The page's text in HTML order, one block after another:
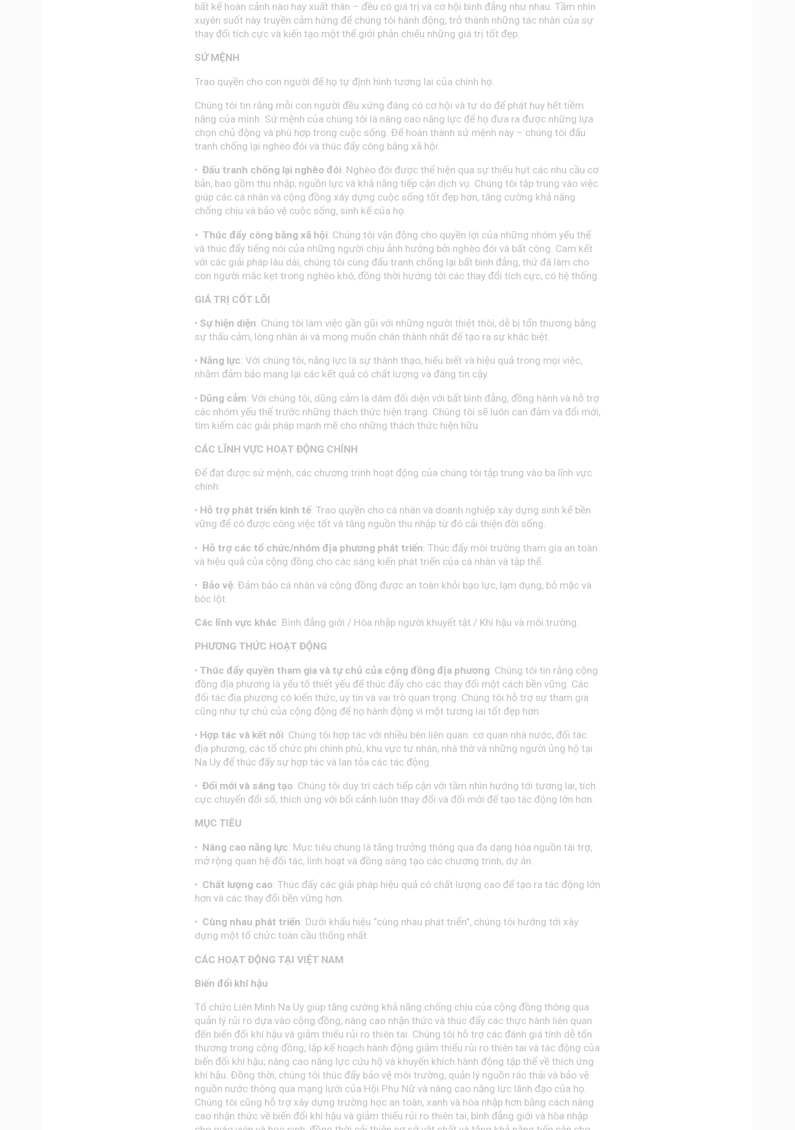
bất kể hoàn cảnh nào hay xuất thân – đều có giá trị và cơ hội bình đẳng như nhau. Tầm nhìn
xuyên suốt này truyền cảm hứng để chúng tôi hành động, trở thành những tác nhân của sự
thay đổi tích cực và kiến tạo một thế giới phản chiếu những giá trị tốt đẹp.
SỨ MỆNH
Trao quyền cho con người để họ tự định hình tương lai của chính họ.
Chúng tôi tin rằng mỗi con người đều xứng đáng có cơ hội và tự do để phát huy hết tiềm
năng của mình. Sứ mệnh của chúng tôi là nâng cao năng lực để họ đưa ra được những lựa
chọn chủ động và phù hợp trong cuộc sống. Để hoàn thành sứ mệnh này – chúng tôi đấu
tranh chống lại nghèo đói và thúc đẩy công bằng xã hội.
• Đấu tranh chống lại nghèo đói: Nghèo đói được thể hiện qua sự thiếu hụt các nhu cầu cơ
bản, bao gồm thu nhập, nguồn lực và khả năng tiếp cận dịch vụ. Chúng tôi tập trung vào việc
giúp các cá nhân và cộng đồng xây dựng cuộc sống tốt đẹp hơn, tăng cường khả năng
chống chịu và bảo vệ cuộc sống, sinh kế của họ.
• Thúc đẩy công bằng xã hội: Chúng tôi vận động cho quyền lợi của những nhóm yếu thế
và thúc đẩy tiếng nói của những người chịu ảnh hưởng bởi nghèo đói và bất công. Cam kết
với các giải pháp lâu dài, chúng tôi cùng đấu tranh chống lại bất bình đẳng, thứ đã làm cho
con người mắc kẹt trong nghèo khó, đồng thời hướng tới các thay đổi tích cực, có hệ thống.
GIÁ TRỊ CỐT LÕI
• Sự hiện diện: Chúng tôi làm việc gần gũi với những người thiệt thòi, dễ bị tổn thương bằng
sự thấu cảm, lòng nhân ái và mong muốn chân thành nhất để tạo ra sự khác biệt.
• Năng lực: Với chúng tôi, năng lực là sự thành thạo, hiểu biết và hiệu quả trong mọi việc,
nhằm đảm bảo mang lại các kết quả có chất lượng và đáng tin cậy.
• Dũng cảm: Với chúng tôi, dũng cảm là dám đối diện với bất bình đẳng, đồng hành và hỗ trợ
các nhóm yếu thế trước những thách thức hiện trạng. Chúng tôi sẽ luôn can đảm và đổi mới,
tìm kiếm các giải pháp mạnh mẽ cho những thách thức hiện hữu.
CÁC LĨNH VỰC HOẠT ĐỘNG CHÍNH
Để đạt được sứ mệnh, các chương trình hoạt động của chúng tôi tập trung vào ba lĩnh vực
chính:
• Hỗ trợ phát triển kinh tế: Trao quyền cho cá nhân và doanh nghiệp xây dựng sinh kế bền
vững để có được công việc tốt và tăng nguồn thu nhập từ đó cải thiện đời sống.
• Hỗ trợ các tổ chức/nhóm địa phương phát triển: Thúc đẩy môi trường tham gia an toàn
và hiệu quả của cộng đồng cho các sáng kiến phát triển của cá nhân và tập thể.
• Bảo vệ: Đảm bảo cá nhân và cộng đồng được an toàn khỏi bạo lực, lạm dụng, bỏ mặc và
bóc lột.
Các lĩnh vực khác: Bình đẳng giới / Hòa nhập người khuyết tật / Khí hậu và môi trường.
PHƯƠNG THỨC HOẠT ĐỘNG
• Thúc đẩy quyền tham gia và tự chủ của cộng đồng địa phương: Chúng tôi tin rằng cộng
đồng địa phương là yếu tố thiết yếu để thúc đẩy cho các thay đổi một cách bền vững. Các
đối tác địa phương có kiến thức, uy tín và vai trò quan trọng. Chúng tôi hỗ trợ sự tham gia
cũng như tự chủ của cộng động để họ hành động vì một tương lai tốt đẹp hơn.
• Hợp tác và kết nối: Chúng tôi hợp tác với nhiều bên liên quan: cơ quan nhà nước, đối tác
địa phương, các tổ chức phi chính phủ, khu vực tư nhân, nhà thờ và những người ủng hộ tại
Na Uy để thúc đẩy sự hợp tác và lan tỏa các tác động.
• Đổi mới và sáng tạo: Chúng tôi duy trì cách tiếp cận với tầm nhìn hướng tới tương lai, tích
cực chuyển đổi số, thích ứng với bối cảnh luôn thay đổi và đổi mới để tạo tác động lớn hơn.
MỤC TIÊU
• Nâng cao năng lực: Mục tiêu chung là tăng trưởng thông qua đa dạng hóa nguồn tài trợ,
mở rộng quan hệ đối tác, linh hoạt và đồng sáng tạo các chương trình, dự án.
• Chất lượng cao: Thúc đẩy các giải pháp hiệu quả có chất lượng cao để tạo ra tác động lớn
hơn và các thay đổi bền vững hơn.
• Cùng nhau phát triển: Dưới khẩu hiệu “cùng nhau phát triển”, chúng tôi hướng tới xây
dựng một tổ chức toàn cầu thống nhất.
CÁC HOẠT ĐỘNG TẠI VIỆT NAM
Biến đổi khí hậu
Tổ chức Liên Minh Na Uy giúp tăng cường khả năng chống chịu của cộng đồng thông qua
quản lý rủi ro dựa vào cộng đồng, nâng cao nhận thức và thúc đẩy các thực hành liên quan
đến biến đổi khí hậu và giảm thiểu rủi ro thiên tai. Chúng tôi hỗ trợ các đánh giá tính dễ tổn
thương trong cộng đồng; lập kế hoạch hành động giảm thiểu rủi ro thiên tai và tác động của
biến đổi khí hậu; nâng cao năng lực cứu hộ và khuyến khích hành động tập thể về thích ứng
khí hậu. Đồng thời, chúng tôi thúc đẩy bảo vệ môi trường, quản lý nguồn rác thải và bảo vệ
nguồn nước thông qua mạng lưới của Hội Phụ Nữ và nâng cao năng lực lãnh đạo của họ.
Chúng tôi cũng hỗ trợ xây dựng trường học an toàn, xanh và hòa nhập hơn bằng cách nâng
cao nhận thức về biến đổi khí hậu và giảm thiểu rủi ro thiên tai, bình đẳng giới và hòa nhập